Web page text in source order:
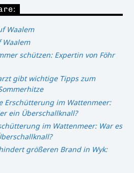
Waalem
schützen: Expertin von Föhr
gibt wichtige Tipps zum
Erschütterung im Wattenmeer:
ein Überschallknall?
im Wattenmeer: War es
größeren Brand in Wyk: